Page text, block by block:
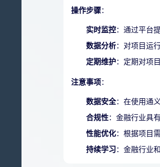
操作步骤：
实时监控：通过平台
数据分析：对项目运
定期维护：定期对项
注意事项：
数据安全：在使用通
合规性：金融行业具
性能优化：根据项目
持续学习：金融行业